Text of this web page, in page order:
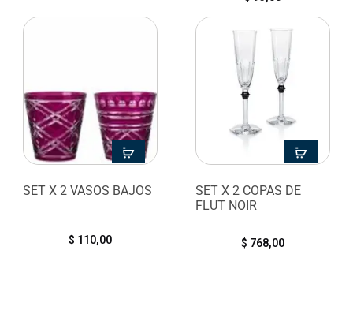
SET X 2 VASOS BAJOS
$ 110,00
SET X 2 COPAS DE
FLUT NOIR
$ 768,00